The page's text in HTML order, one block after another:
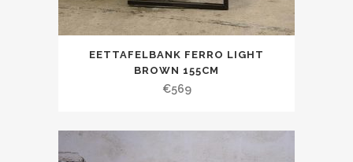
EETTAFELBANK FERRO LIGHT
BROWN 155CM
€569